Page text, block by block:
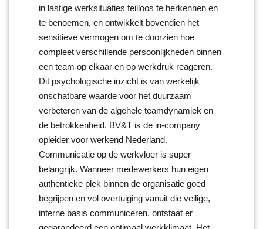
in lastige werksituaties feilloos te herkennen en
te benoemen, en ontwikkelt bovendien het
sensitieve vermogen om te doorzien hoe
compleet verschillende persoonlijkheden binnen
een team op elkaar en op werkdruk reageren.
Dit psychologische inzicht is van werkelijk
onschatbare waarde voor het duurzaam
verbeteren van de algehele teamdynamiek en
de betrokkenheid. BV&T is de in-company
opleider voor werkend Nederland.
Communicatie op de werkvloer is super
belangrijk. Wanneer medewerkers hun eigen
authentieke plek binnen de organisatie goed
begrijpen en vol overtuiging vanuit die veilige,
interne basis communiceren, ontstaat er